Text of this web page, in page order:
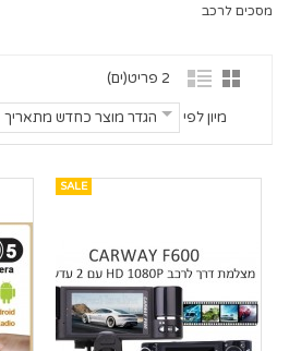
מסכים לרכב
2 פריט(ים)
מיון לפי הגדר מוצר כחדש מתאריך
SALE